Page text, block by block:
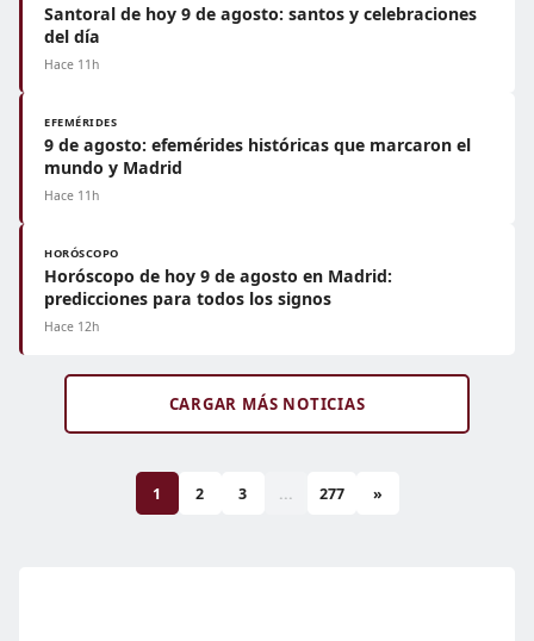
Santoral de hoy 9 de agosto: santos y celebraciones
del día
Hace 11h
EFEMÉRIDES
9 de agosto: efemérides históricas que marcaron el
mundo y Madrid
Hace 11h
HORÓSCOPO
Horóscopo de hoy 9 de agosto en Madrid:
predicciones para todos los signos
Hace 12h
CARGAR MÁS NOTICIAS
1 2 3 ... 277 »